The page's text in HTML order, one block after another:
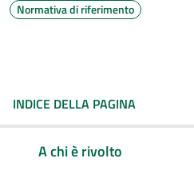
Normativa di riferimento
INDICE DELLA PAGINA
A chi è rivolto